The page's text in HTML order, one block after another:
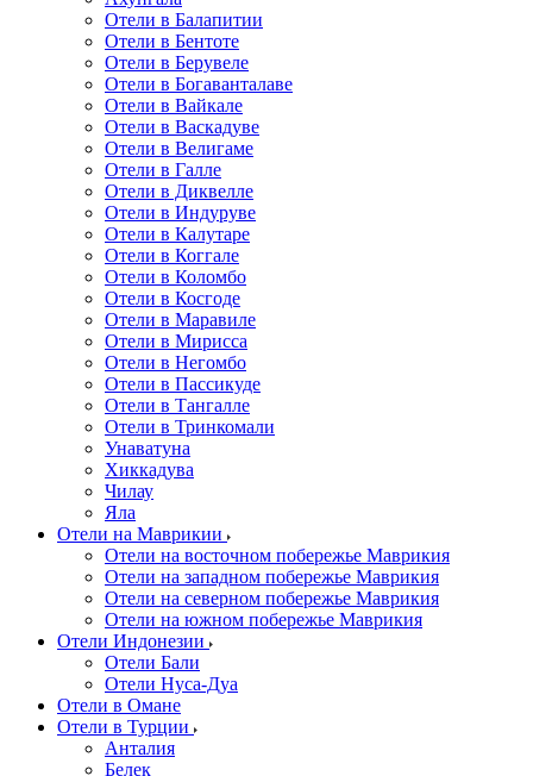
Отели в Балапитии
Отели в Бентоте
Отели в Берувеле
Отели в Богаванталаве
Отели в Вайкале
Отели в Васкадуве
Отели в Велигаме
Отели в Галле
Отели в Диквелле
Отели в Индуруве
Отели в Калутаре
Отели в Коггале
Отели в Коломбо
Отели в Косгоде
Отели в Маравиле
Отели в Мирисса
Отели в Негомбо
Отели в Пассикуде
Отели в Тангалле
Отели в Тринкомали
Унаватуна
Хиккадува
Чилау
Яла
Отели на Маврикии
Отели на восточном побережье Маврикия
Отели на западном побережье Маврикия
Отели на северном побережье Маврикия
Отели на южном побережье Маврикия
Отели Индонезии
Отели Бали
Отели Нуса-Дуа
Отели в Омане
Отели в Турции
Анталия
Белек